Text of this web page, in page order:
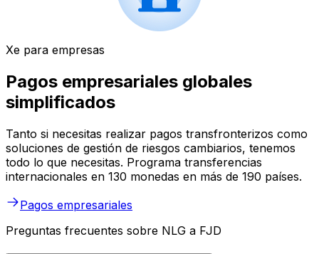
Xe para empresas
Pagos empresariales globales
simplificados
Tanto si necesitas realizar pagos transfronterizos como
soluciones de gestión de riesgos cambiarios, tenemos
todo lo que necesitas. Programa transferencias
internacionales en 130 monedas en más de 190 países.
Pagos empresariales
Preguntas frecuentes sobre NLG a FJD